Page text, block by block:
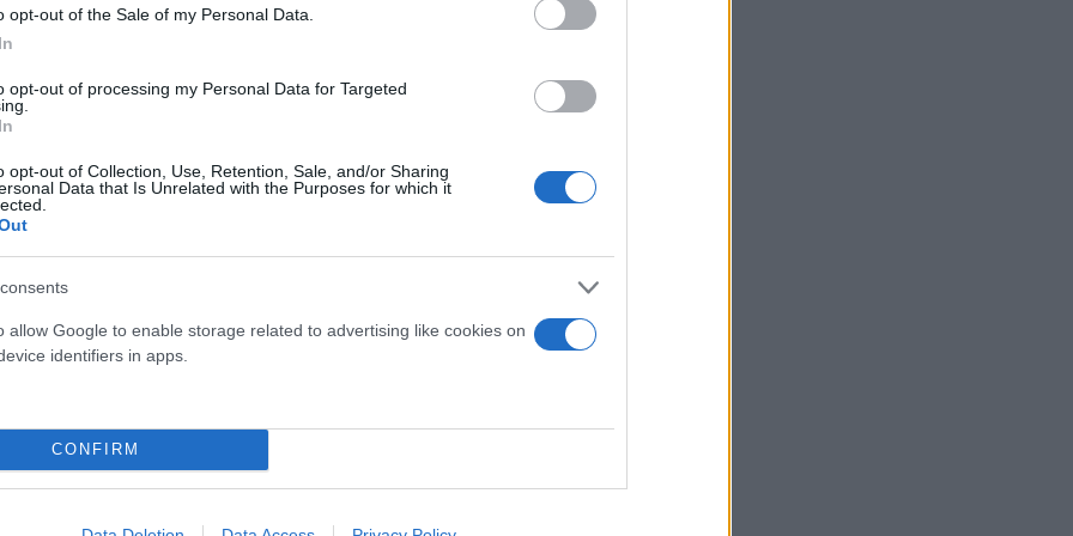
opt-out of the Sale of my Personal Data.
opt-out of processing my Personal Data for Targeted
opt-out of Collection, Use, Retention, Sale, and/or Sharing
Data that Is Unrelated with the Purposes for which it
allow Google to enable storage related to advertising like cookies on
identifiers in apps.
CONFIRM
Polska jest gotowa przyjąć kolejnych
flanki NATO i jeszcze lepszej ochrony Europy 🇵🇱🤝🇺🇸
Flash.gr
του πυρός στην Ουκρανία και ανταλλαγή